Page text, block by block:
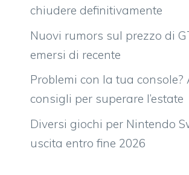
chiudere definitivamente
Nuovi rumors sul prezzo di
emersi di recente
Problemi con la tua console?
consigli per superare l’estate
Diversi giochi per Nintendo
uscita entro fine 2026